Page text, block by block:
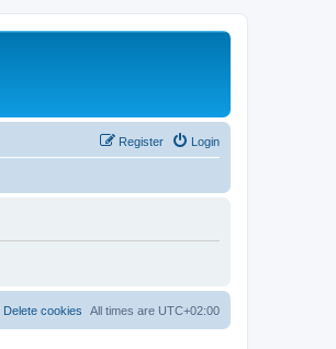
Login
Register
All times are UTC+02:00
Delete cookies